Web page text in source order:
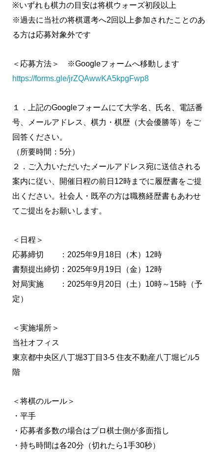
※いずれも棋力の目安は将棋ウォーズ初段以上
※過去に当社の将棋選考へ2回以上参加されたことのあ
る方は応募対象外です
＜応募方法＞ ※Googleフォームへ移動します
https://forms.gle/jrZQAwwKA5kpgFwp8
１．上記のGoogleフォームにて大学名、氏名、電話番
号、メールアドレス、棋力・棋歴（大会優勝等）をご
回答ください。
（所要時間：5分）
２．ご入力いただいたメールアドレス宛に送信される
案内に従い、開催日程の前日12時までに履歴書をご提
出ください。社会人・既卒の方は職務経歴書もあわせ
てご提出をお願いします。
＜日程＞
応募締切 ：2025年9月18日（木）12時
書類提出締切：2025年9月19日（金）12時
対局実施 ：2025年9月20日（土）10時～15時（予
定）
＜実施場所＞
当社オフィス
東京都中央区八丁堀3丁目3-5 住友不動産八丁堀ビル5
階
＜将棋のルール＞
・平手
・応募者多数の場合はプロ棋士側が多面指し
・持ち時間は各20分（切れたら1手30秒）